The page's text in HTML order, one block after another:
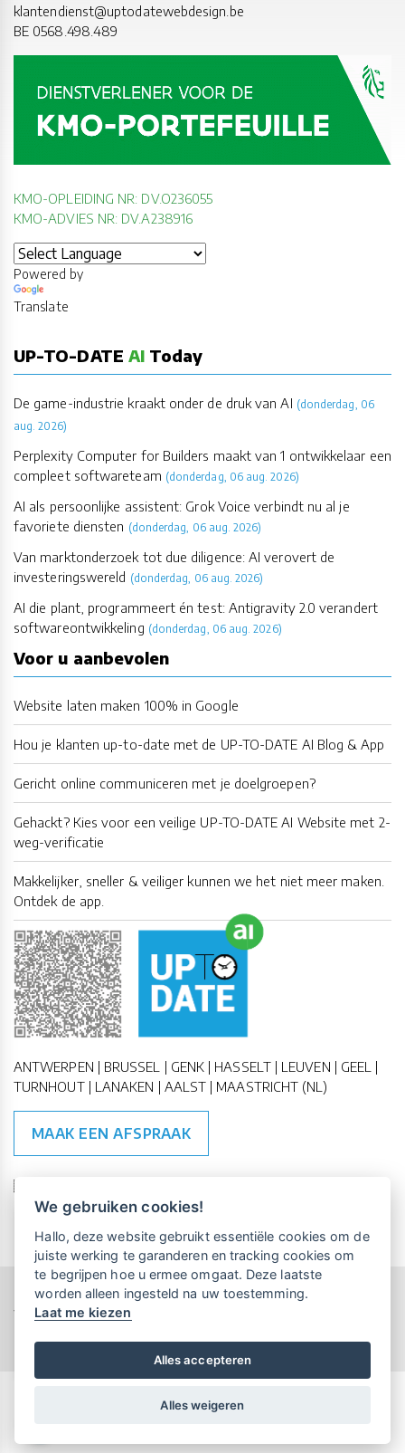
klantendienst@uptodatewebdesign.be
BE 0568.498.489
KMO-OPLEIDING NR: DV.O236055
KMO-ADVIES NR: DV.A238916
Powered by
Translate
UP-TO-DATE AI Today
De game-industrie kraakt onder de druk van AI (donderdag, 06
aug. 2026)
Perplexity Computer for Builders maakt van 1 ontwikkelaar een
compleet softwareteam (donderdag, 06 aug. 2026)
AI als persoonlijke assistent: Grok Voice verbindt nu al je
favoriete diensten (donderdag, 06 aug. 2026)
Van marktonderzoek tot due diligence: AI verovert de
investeringswereld (donderdag, 06 aug. 2026)
AI die plant, programmeert én test: Antigravity 2.0 verandert
softwareontwikkeling (donderdag, 06 aug. 2026)
Voor u aanbevolen
Website laten maken 100% in Google
Hou je klanten up-to-date met de UP-TO-DATE AI Blog & App
Gericht online communiceren met je doelgroepen?
Gehackt? Kies voor een veilige UP-TO-DATE AI Website met 2-
weg-verificatie
Makkelijker, sneller & veiliger kunnen we het niet meer maken.
Ontdek de app.
ANTWERPEN | BRUSSEL | GENK | HASSELT | LEUVEN | GEEL |
TURNHOUT | LANAKEN | AALST | MAASTRICHT (NL)
MAAK EEN AFSPRAAK
🇪🇺 🇧🇪
Copyright All Rights Reserved © 2015-2026 UP-TO-DATE
WebDesign
Privacy & Cookies
Locations Algemene Voorwaarden
We gebruiken cookies!
Hallo, deze website gebruikt essentiële cookies om de
juiste werking te garanderen en tracking cookies om
te begrijpen hoe u ermee omgaat. Deze laatste
worden alleen ingesteld na uw toestemming.
Laat me kiezen
Alles accepteren
Alles weigeren
een persoonlijke demo.
Maandelijks gratis opleidingen